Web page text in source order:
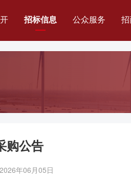
招标信息
招标公告
中标公告
公众服务
盐之有味
购公告
年06月05日